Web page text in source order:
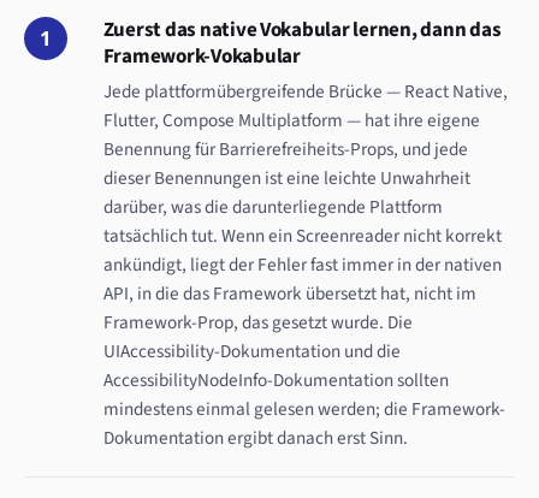
1
Zuerst das native Vokabular lernen, dann das
Framework-Vokabular
Jede plattformübergreifende Brücke — React Native,
Flutter, Compose Multiplatform — hat ihre eigene
Benennung für Barrierefreiheits-Props, und jede
dieser Benennungen ist eine leichte Unwahrheit
darüber, was die darunterliegende Plattform
tatsächlich tut. Wenn ein Screenreader nicht korrekt
ankündigt, liegt der Fehler fast immer in der nativen
API, in die das Framework übersetzt hat, nicht im
Framework-Prop, das gesetzt wurde. Die
UIAccessibility-Dokumentation und die
AccessibilityNodeInfo-Dokumentation sollten
mindestens einmal gelesen werden; die Framework-
Dokumentation ergibt danach erst Sinn.